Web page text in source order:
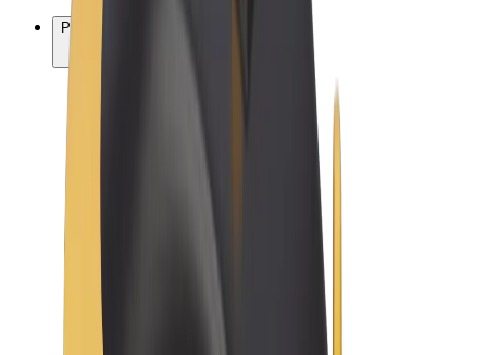
Paslaugos
„Bolt Drive“
El. dviračiai
„Bolt Plus“